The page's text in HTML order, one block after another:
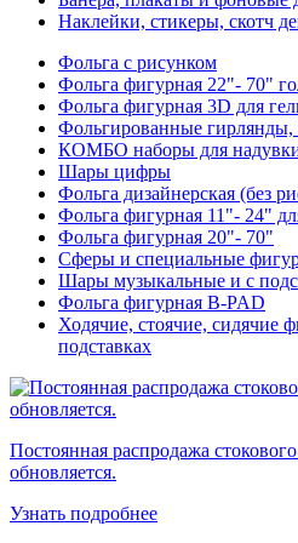
Наклейки, стикеры, скотч
Фольга с рисунком
Фольга фигурная 22"- 70"
Фольга фигурная 3D для
Фольгированные
КОМБО наборы для
Шары цифры
Фольга дизайнерская (без
Фольга фигурная 11"- 24"
Фольга фигурная 20"- 70"
Сферы и специальные
Шары музыкальные и с
Фольга фигурная B-PAD
Ходячие, стоячие, сидячие
подставках
Постоянная распродажа
обновляется.
Узнать подробнее